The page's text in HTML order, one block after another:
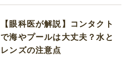
【眼科医が解説】コンタクト
で海やプールは大丈夫？水と
レンズの注意点